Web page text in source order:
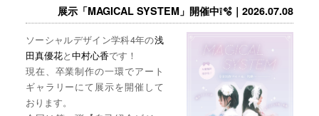
展示「MAGICAL SYSTEM」開催中❕🫧｜2026.07.08
ソーシャルデザイン学科4年の浅
田真優花と中村心香です！
現在、卒業制作の一環でアート
ギャラリーにて展示を開催して
おります。